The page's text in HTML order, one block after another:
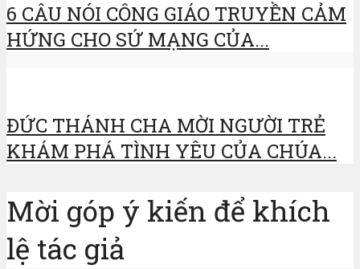
6 CÂU NÓI CÔNG GIÁO TRUYỀN CẢM
HỨNG CHO SỨ MẠNG CỦA...
ĐỨC THÁNH CHA MỜI NGƯỜI TRẺ
KHÁM PHÁ TÌNH YÊU CỦA CHÚA...
Mời góp ý kiến để khích
lệ tác giả